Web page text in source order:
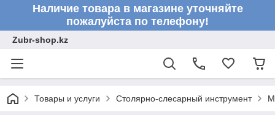
Наличие товара в магазине уточняйте
пожалуйста по телефону!
Zubr-shop.kz
Товары и услуги Столярно-слесарный инструмент